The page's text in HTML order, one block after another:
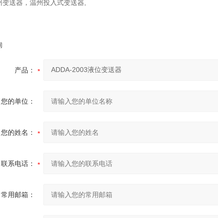
变送器，温州投入式变送器,
产品：
您的单位：
您的姓名：
联系电话：
常用邮箱：